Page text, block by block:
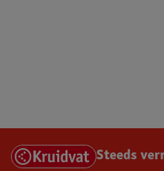
Steeds